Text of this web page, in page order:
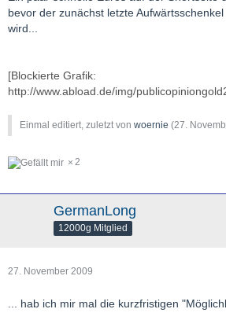
bevor der zunächst letzte
wird...
[Blockierte Grafik:
http://www.abload.de/img/
Einmal editiert, zuletzt von woernie (27.
2
GermanLong
12000g Mitglied
27. November 2009
... hab ich mir mal die kurzfristigen